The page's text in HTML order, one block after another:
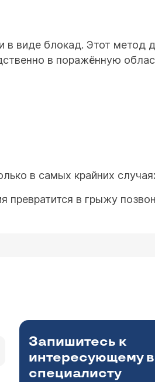
виде блокад. Этот метод
в поражённую
в самых крайних
в грыжу
Запишитесь к
интересующему
специалисту